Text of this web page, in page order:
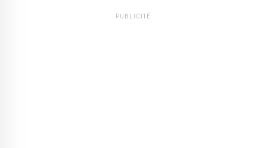
PUBLICITÉ